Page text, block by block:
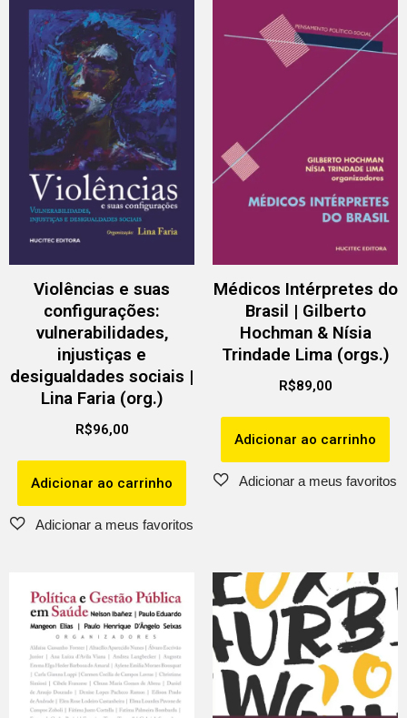
Violências e suas
configurações:
vulnerabilidades,
injustiças e
desigualdades sociais |
Lina Faria (org.)
R$96,00
Adicionar ao carrinho
Médicos Intérpretes do
Brasil | Gilberto
Hochman & Nísia
Trindade Lima (orgs.)
R$89,00
Adicionar ao carrinho